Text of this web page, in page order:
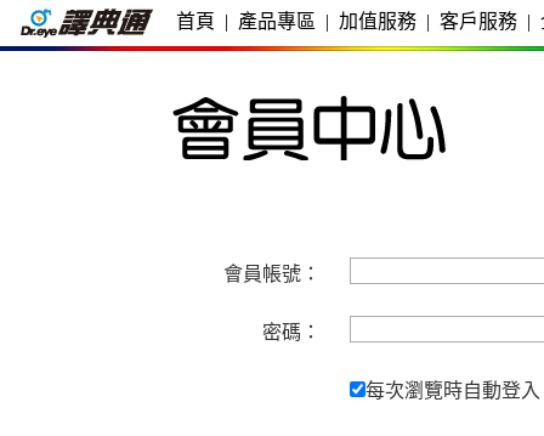
首頁 | 產品專區 | 加值服務 | 客戶服務 |
會員帳號：
密碼：
每次瀏覽時自動登入